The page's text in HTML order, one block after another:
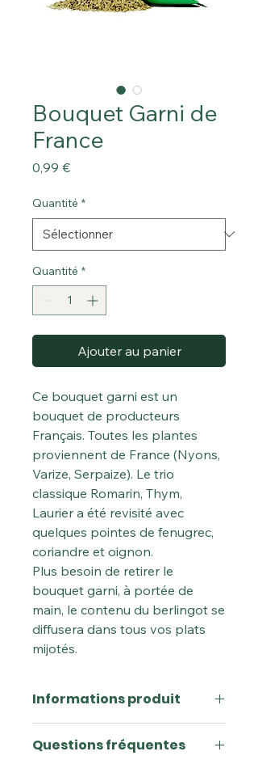
Bouquet Garni de
France
0,99 €Prix
Quantité *
Quantité *
Ajouter au panier
Ce bouquet garni est un
bouquet de producteurs
Français. Toutes les plantes
proviennent de France (Nyons,
Varize, Serpaize). Le trio
classique Romarin, Thym,
Laurier a été revisité avec
quelques pointes de fenugrec,
coriandre et oignon.
Plus besoin de retirer le
bouquet garni, à portée de
main, le contenu du berlingot se
diffusera dans tous vos plats
mijotés.
Informations produit
mais vous étonnera tout
Questions fréquentes